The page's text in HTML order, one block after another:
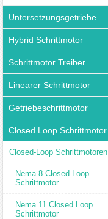
Untersetzungsgetriebe
Hybrid Schrittmotor
Schrittmotor Treiber
Linearer Schrittmotor
Getriebeschrittmotor
Closed Loop Schrittmotor
Closed-Loop Schrittmotoren
Nema 8 Closed Loop
Schrittmotor
Nema 11 Closed Loop
Schrittmotor